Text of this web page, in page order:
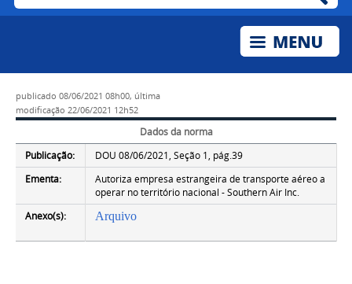
publicado 08/06/2021 08h00, última
modificação 22/06/2021 12h52
Dados da norma
Publicação:
DOU 08/06/2021, Seção 1, pág.39
Ementa:
Autoriza empresa estrangeira de transporte aéreo a
operar no território nacional - Southern Air Inc.
Anexo(s):
Arquivo